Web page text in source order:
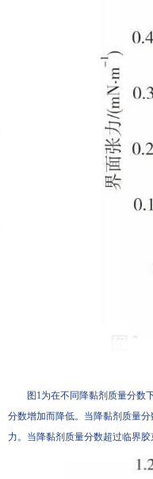
图1为在不同降黏剂质量分数下
分数增加而降低。当降黏剂质量
力。当降黏剂质量分数超过临界胶